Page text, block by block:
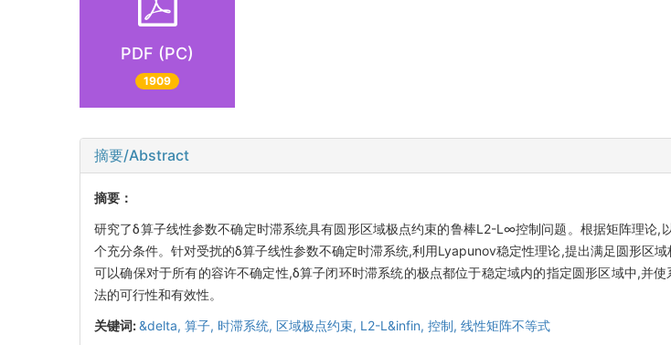
PDF (PC)
1909
摘要/Abstract
摘要：
研究了δ算子线性参数不确定时滞系统具有圆形区域极点约束的鲁棒L2-L∞控制问题。根据矩阵理论,
个充分条件。针对受扰的δ算子线性参数不确定时滞系统,利用Lyapunov稳定性理论,提出满足圆形区
可以确保对于所有的容许不确定性,δ算子闭环时滞系统的极点都位于稳定域内的指定圆形区域中,并
法的可行性和有效性。
关键词:&delta, 算子, 时滞系统, 区域极点约束, L2-L&infin, 控制, 线性矩阵不等式